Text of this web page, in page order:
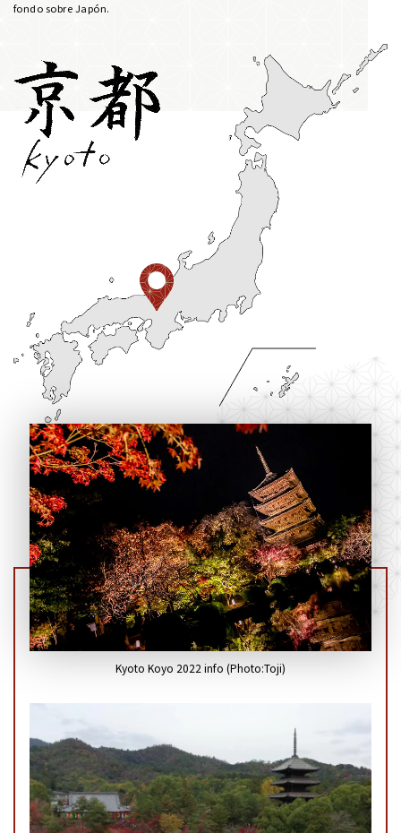
fondo sobre Japón.
Kyoto Koyo 2022 info (Photo:Toji)